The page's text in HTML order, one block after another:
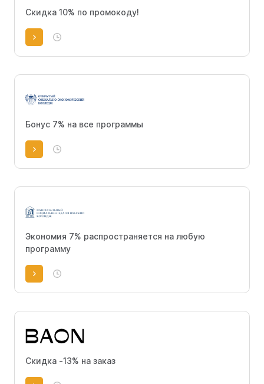
Скидка 10% по промокоду!
Бонус 7% на все программы
Экономия 7% распространяется на любую
программу
Скидка -13% на заказ